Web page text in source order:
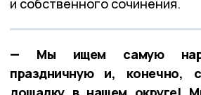
и собственного сочинения.
— Мы ищем самую
праздничную и, конечно,